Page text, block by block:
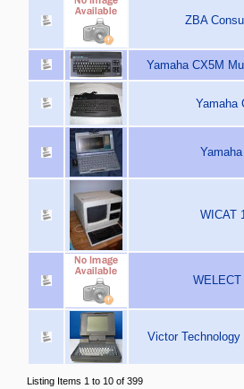
ZBA
Yamaha CX5M
Yamaha
WICAT
WELECT
Victor
Listing Items 1 to 10 of 399